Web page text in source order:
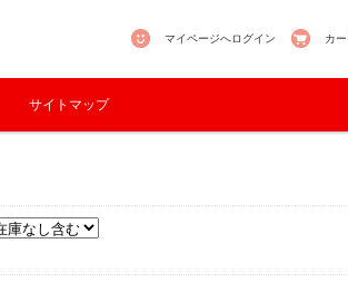
マイページへログイン カ
サイトマップ